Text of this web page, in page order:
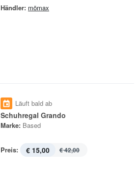
Händler: mömax
Läuft bald ab
Schuhregal Grando
Marke: Based
Preis: € 15,00 € 42,00